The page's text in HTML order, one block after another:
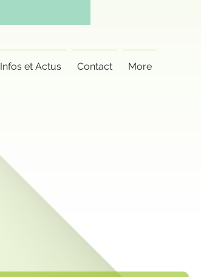
Infos et Actus Contact More